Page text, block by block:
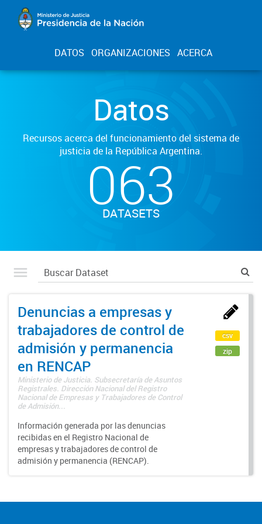
DATOS ORGANIZACIONES ACERCA
Datos
Recursos acerca del funcionamiento del sistema de
justicia de la República Argentina.
063
DATASETS
Denuncias a empresas y
trabajadores de control de
admisión y permanencia
en RENCAP
Ministerio de Justicia. Subsecretaría de Asuntos
Registrales. Dirección Nacional del Registro
Nacional de Empresas y Trabajadores de Control
de Admisión...
Información generada por las denuncias
recibidas en el Registro Nacional de
empresas y trabajadores de control de
admisión y permanencia (RENCAP).
csv
zip